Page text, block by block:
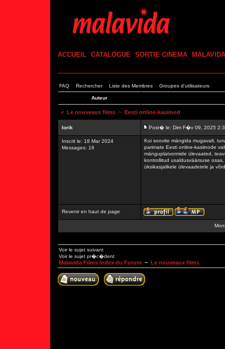
ACCUEIL CATALOGUE SORTIE CINEMA MALAVIDA
FAQ Rechercher Liste des Membres Groupes d'utilisateurs
Auteur
< Le nouveaux films ~ Eesti online-kasiinod
lorik Post� le: Dim F�v 09, 2025
Inscrit le: 18 Mar 2024
Messages: 16
Kui soovite mängida mugavalt,
parimate Eesti online-kasiinode
mänguplatvormide ülevaated,
kontrollitud usaldusväärsuse
üksikasjalikele ülevaadetele ja
Revenir en haut de page
Voir le sujet suivant
Voir le sujet pr�c�dent
Malavida Films Index du Forum ~ Le nouveaux films